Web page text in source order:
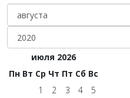
июля 2026
Пн Вт Ср Чт Пт Сб Вс
1
2 3 4
5